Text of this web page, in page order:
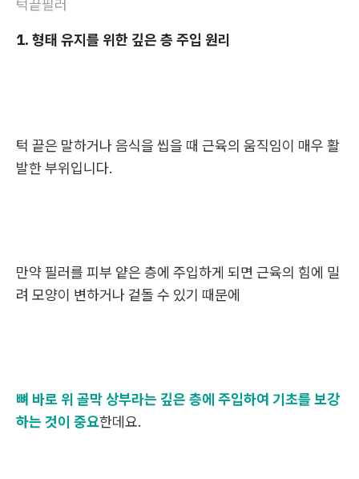
턱끝필러
1. 형태 유지를 위한 깊은 층 주입 원리
턱 끝은 말하거나 음식을 씹을 때 근육의 움직임이 매우 활
발한 부위입니다.
만약 필러를 피부 얕은 층에 주입하게 되면 근육의 힘에 밀
려 모양이 변하거나 겉돌 수 있기 때문에
뼈 바로 위 골막 상부라는 깊은 층에 주입하여 기초를 보강
하는 것이 중요한데요.